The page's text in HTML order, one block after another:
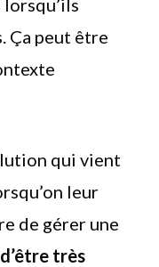
Ça peut être
qui vient
leur
de gérer une
très